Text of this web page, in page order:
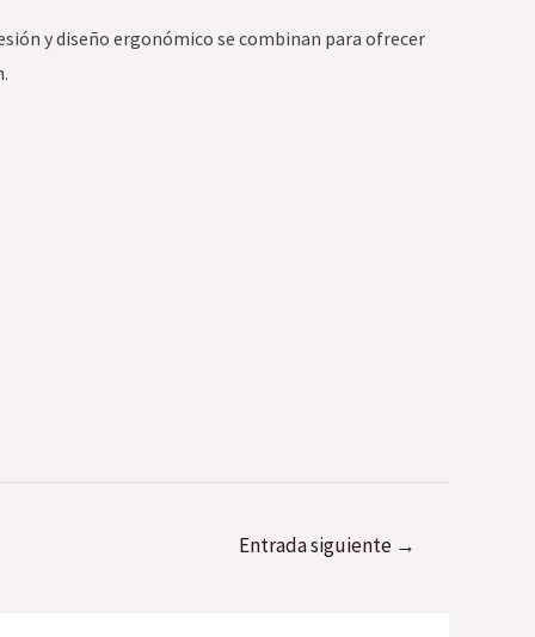
y diseño ergonómico se combinan para ofrecer
Entrada siguiente →